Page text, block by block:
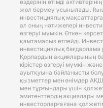
өздерінің өтімді
жол бермеу ұсынылады.
инвестициялық мақсаттарға
ал оның нәтижелері
өзгеруі мүмкін. Өткен
қамтамасыз етпейді.
инвестициялық бағдарлама
Қорлардың акцияларының
кірістер өзгеруі мүмкін
ауытқуына байланысты
қызметтер мен өнімдер
мен тұрғындары үшін
эмитенттердің акциялары
инвесторларға ғана